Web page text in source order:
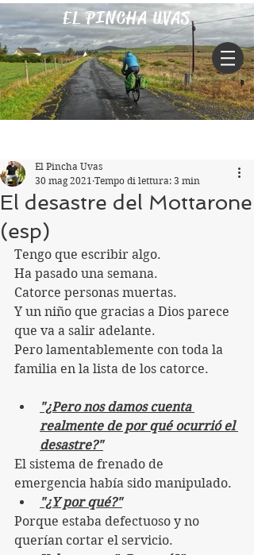
EL PINCHA UVAS
El desastre del Mottarone
(esp)
El Pincha Uvas
30 mag 2021 Tempo di lettura: 3 min
Tengo que escribir algo.
Ha pasado una semana.
Catorce personas muertas.
Y un niño que gracias a Dios parece
que va a salir adelante.
Pero lamentablemente con toda la
familia en la lista de los catorce.
"¿Pero nos damos cuenta
realmente de por qué ocurrió el
desastre?"
El sistema de frenado de
emergencia había sido manipulado.
"¿Y por qué?"
Porque estaba defectuoso y no
querían cortar el servicio.